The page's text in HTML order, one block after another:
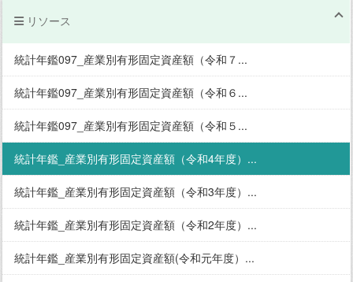
リソース
統計年鑑097_産業別有形固定資産額（令和７...
統計年鑑097_産業別有形固定資産額（令和６...
統計年鑑097_産業別有形固定資産額（令和５...
統計年鑑_産業別有形固定資産額（令和4年度）...
統計年鑑_産業別有形固定資産額（令和3年度）...
統計年鑑_産業別有形固定資産額（令和2年度）...
統計年鑑_産業別有形固定資産額(令和元年度）...